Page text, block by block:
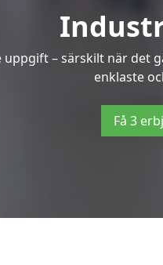
– särskilt när det
enklaste
Få 3